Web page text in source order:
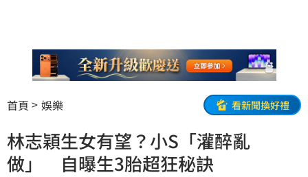
首頁 娛樂 看新聞換好禮
林志穎生女有望？小S「灌醉亂
做」 自曝生3胎超狂秘訣